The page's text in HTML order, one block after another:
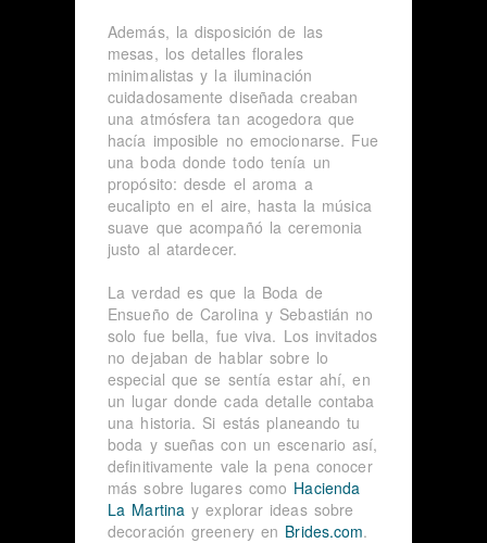
Además, la disposición de las
mesas, los detalles florales
minimalistas y la iluminación
cuidadosamente diseñada creaban
una atmósfera tan acogedora que
hacía imposible no emocionarse. Fue
una boda donde todo tenía un
propósito: desde el aroma a
eucalipto en el aire, hasta la música
suave que acompañó la ceremonia
justo al atardecer.
La verdad es que la Boda de
Ensueño de Carolina y Sebastián no
solo fue bella, fue viva. Los invitados
no dejaban de hablar sobre lo
especial que se sentía estar ahí, en
un lugar donde cada detalle contaba
una historia. Si estás planeando tu
boda y sueñas con un escenario así,
definitivamente vale la pena conocer
más sobre lugares como Hacienda
La Martina y explorar ideas sobre
decoración greenery en Brides.com.